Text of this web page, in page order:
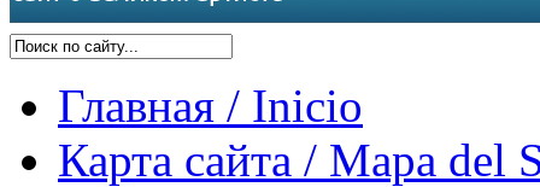
Главная / Inicio
Карта сайта / Mapa del